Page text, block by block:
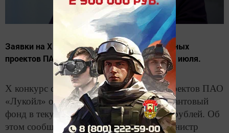
Заявки на X конкурс социальных и культурных
проектов ПАО «Лукойл» принимаются до 31 июля.
X конкурс социальных и культурных проектов ПАО
«Лукойл» объявлен в Татарстане. Его грантовый
фонд в текущем году составляет 25 млн рублей. Об
этом сообщила на брифинге в Казани министр